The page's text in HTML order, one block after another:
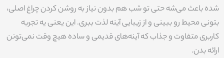
شده باعث می‌شه حتی تو شب هم بدون نیاز به روشن کردن چراغ اصلی،
بتونی محیط رو ببینی و از زیبایی آینه لذت ببری. این یعنی یه تجربه
کاربری متفاوت و جذاب که آینه‌های قدیمی و ساده هیچ وقت نمی‌تونن
ارائه بدن.